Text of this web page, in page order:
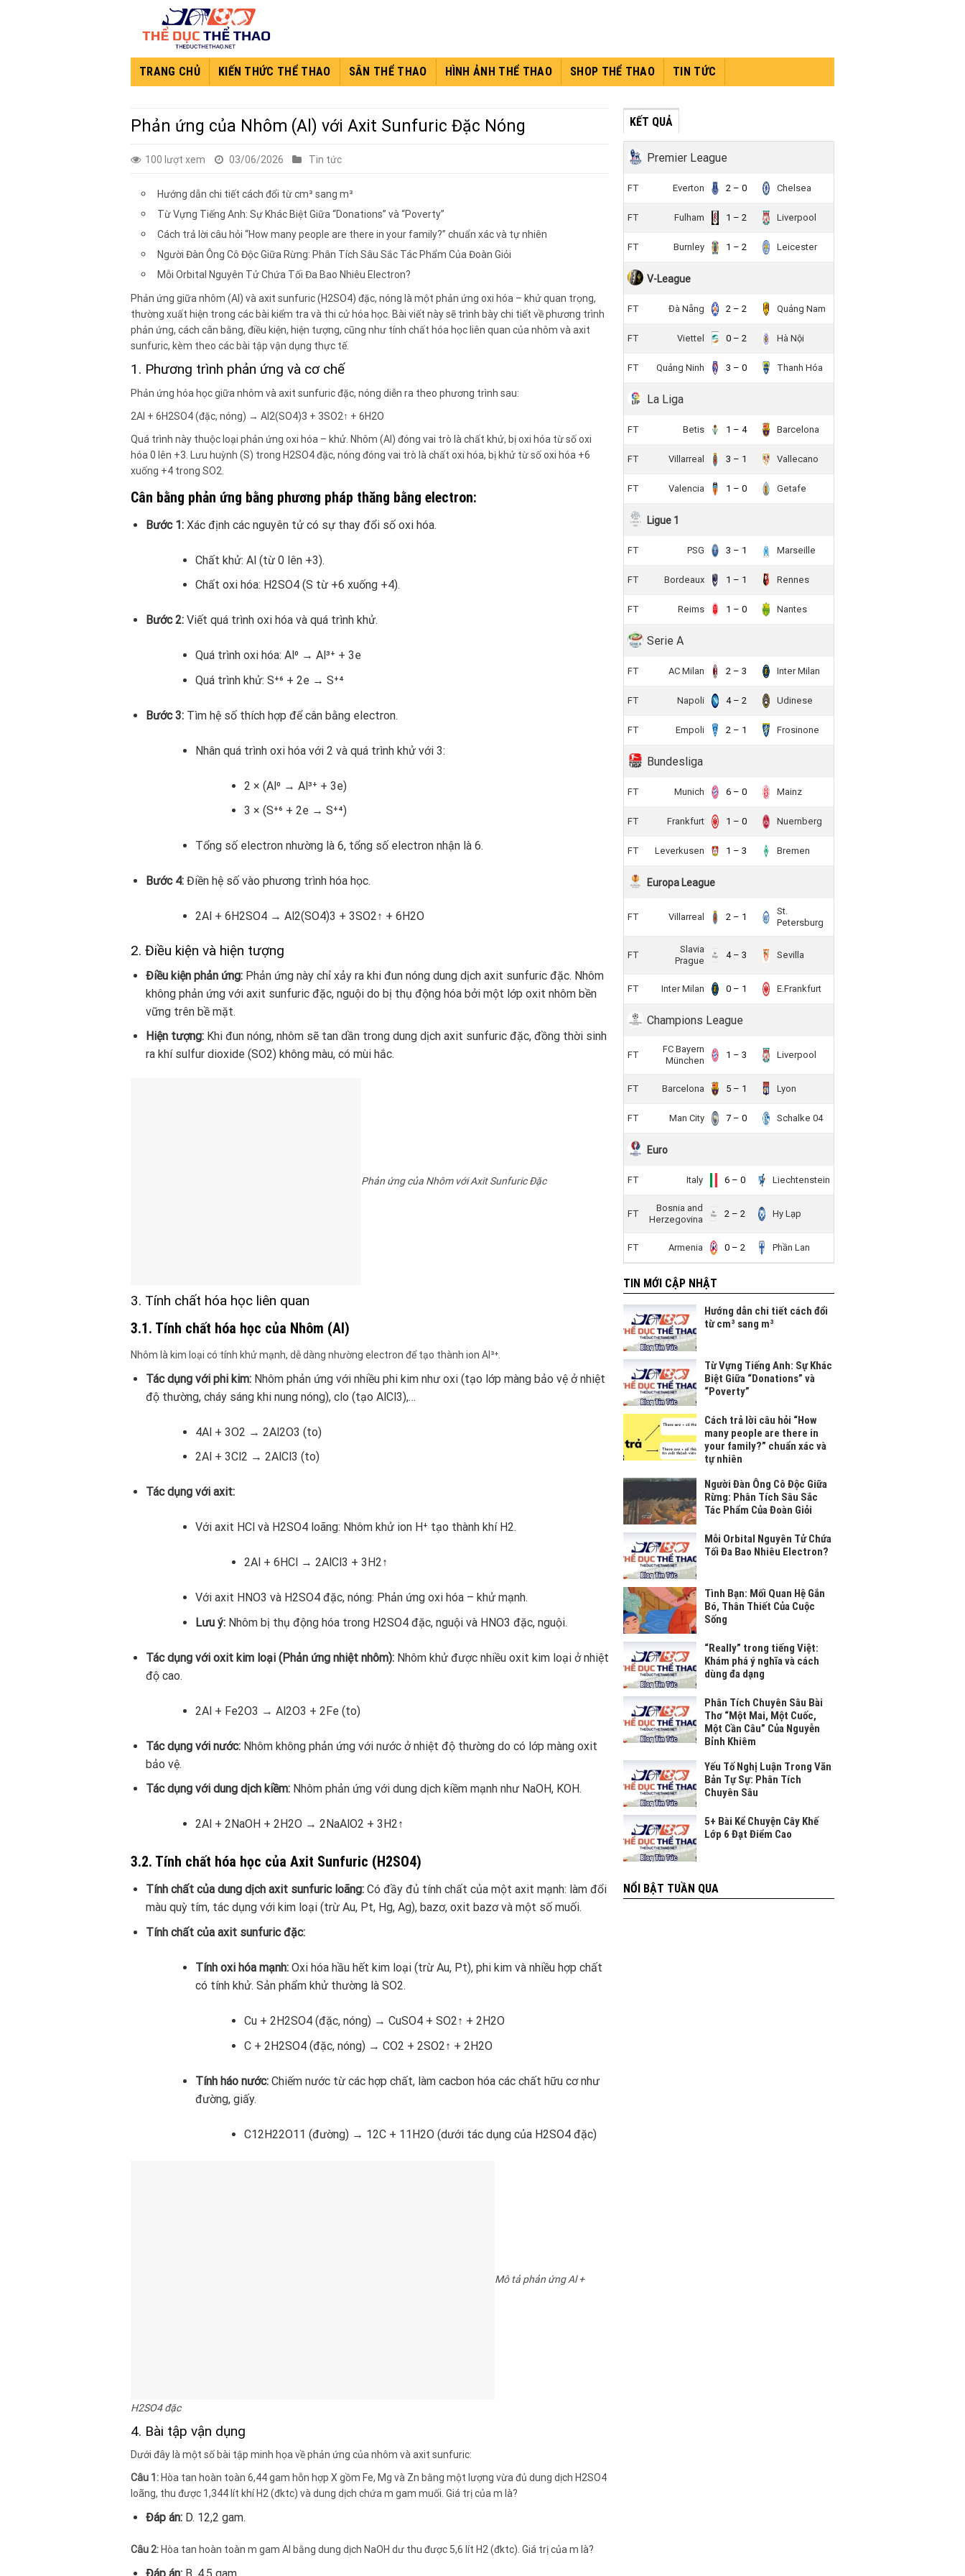
content
TRANG CHỦ
KIẾN THỨC THỂ THAO SÂN THỂ THAO HÌNH ẢNH THỂ THAO SHOP THỂ THAO TIN TỨC
Phản ứng của Nhôm (Al) với Axit Sunfuric Đặc Nóng
100 lượt xem 03/06/2026 Tin tức
Hướng dẫn chi tiết cách đổi từ cm³ sang m³
Từ Vựng Tiếng Anh: Sự Khác Biệt Giữa “Donations” và “Poverty”
Cách trả lời câu hỏi “How many people are there in your family?” chuẩn xác và tự nhiên
Người Đàn Ông Cô Độc Giữa Rừng: Phân Tích Sâu Sắc Tác Phẩm Của Đoàn Giỏi
Mỗi Orbital Nguyên Tử Chứa Tối Đa Bao Nhiêu Electron?
Phản ứng giữa nhôm (Al) và axit sunfuric (H2SO4) đặc, nóng là một phản ứng oxi hóa – khử quan trọng,
thường xuất hiện trong các bài kiểm tra và thi cử hóa học. Bài viết này sẽ trình bày chi tiết về phương trình
phản ứng, cách cân bằng, điều kiện, hiện tượng, cũng như tính chất hóa học liên quan của nhôm và axit
sunfuric, kèm theo các bài tập vận dụng thực tế.
1. Phương trình phản ứng và cơ chế
Phản ứng hóa học giữa nhôm và axit sunfuric đặc, nóng diễn ra theo phương trình sau:
2Al + 6H2SO4 (đặc, nóng) → Al2(SO4)3 + 3SO2↑ + 6H2O
Quá trình này thuộc loại phản ứng oxi hóa – khử. Nhôm (Al) đóng vai trò là chất khử, bị oxi hóa từ số oxi
hóa 0 lên +3. Lưu huỳnh (S) trong H2SO4 đặc, nóng đóng vai trò là chất oxi hóa, bị khử từ số oxi hóa +6
xuống +4 trong SO2.
Cân bằng phản ứng bằng phương pháp thăng bằng electron:
Bước 1:Xác định các nguyên tử có sự thay đổi số oxi hóa.
Chất khử: Al (từ 0 lên +3).
Chất oxi hóa: H2SO4 (S từ +6 xuống +4).
Bước 2:Viết quá trình oxi hóa và quá trình khử.
Quá trình oxi hóa: Al⁰ → Al³⁺ + 3e
Quá trình khử: S⁺⁶ + 2e → S⁺⁴
Bước 3:Tìm hệ số thích hợp để cân bằng electron.
Nhân quá trình oxi hóa với 2 và quá trình khử với 3:
2 × (Al⁰ → Al³⁺ + 3e)
3 × (S⁺⁶ + 2e → S⁺⁴)
Tổng số electron nhường là 6, tổng số electron nhận là 6.
Bước 4:Điền hệ số vào phương trình hóa học.
2Al + 6H2SO4 → Al2(SO4)3 + 3SO2↑ + 6H2O
2. Điều kiện và hiện tượng
Điều kiện phản ứng:Phản ứng này chỉ xảy ra khi đun nóng dung dịch axit sunfuric đặc. Nhôm
không phản ứng với axit sunfuric đặc, nguội do bị thụ động hóa bởi một lớp oxit nhôm bền
vững trên bề mặt.
Hiện tượng:Khi đun nóng, nhôm sẽ tan dần trong dung dịch axit sunfuric đặc, đồng thời sinh
ra khí sulfur dioxide (SO2) không màu, có mùi hắc.
Phản ứng của Nhôm với Axit Sunfuric Đặc
3. Tính chất hóa học liên quan
3.1. Tính chất hóa học của Nhôm (Al)
Nhôm là kim loại có tính khử mạnh, dễ dàng nhường electron để tạo thành ion Al³⁺.
Tác dụng với phi kim:Nhôm phản ứng với nhiều phi kim như oxi (tạo lớp màng bảo vệ ở nhiệt
độ thường, cháy sáng khi nung nóng), clo (tạo AlCl3),…
4Al + 3O2 → 2Al2O3 (to)
2Al + 3Cl2 → 2AlCl3 (to)
Tác dụng với axit:
Với axit HCl và H2SO4 loãng: Nhôm khử ion H⁺ tạo thành khí H2.
2Al + 6HCl → 2AlCl3 + 3H2↑
Với axit HNO3 và H2SO4 đặc, nóng: Phản ứng oxi hóa – khử mạnh.
Lưu ý:Nhôm bị thụ động hóa trong H2SO4 đặc, nguội và HNO3 đặc, nguội.
Tác dụng với oxit kim loại (Phản ứng nhiệt nhôm):Nhôm khử được nhiều oxit kim loại ở nhiệt
độ cao.
2Al + Fe2O3 → Al2O3 + 2Fe (to)
Tác dụng với nước:Nhôm không phản ứng với nước ở nhiệt độ thường do có lớp màng oxit
bảo vệ.
Tác dụng với dung dịch kiềm:Nhôm phản ứng với dung dịch kiềm mạnh như NaOH, KOH.
2Al + 2NaOH + 2H2O → 2NaAlO2 + 3H2↑
3.2. Tính chất hóa học của Axit Sunfuric (H2SO4)
Tính chất của dung dịch axit sunfuric loãng:Có đầy đủ tính chất của một axit mạnh: làm đổi
màu quỳ tím, tác dụng với kim loại (trừ Au, Pt, Hg, Ag), bazơ, oxit bazơ và một số muối.
Tính chất của axit sunfuric đặc:
Tính oxi hóa mạnh:Oxi hóa hầu hết kim loại (trừ Au, Pt), phi kim và nhiều hợp chất
có tính khử. Sản phẩm khử thường là SO2.
Cu + 2H2SO4 (đặc, nóng) → CuSO4 + SO2↑ + 2H2O
C + 2H2SO4 (đặc, nóng) → CO2 + 2SO2↑ + 2H2O
Tính háo nước:Chiếm nước từ các hợp chất, làm cacbon hóa các chất hữu cơ như
đường, giấy.
C12H22O11 (đường) → 12C + 11H2O (dưới tác dụng của H2SO4 đặc)
Mô tả phản ứng Al +
H2SO4 đặc
4. Bài tập vận dụng
Dưới đây là một số bài tập minh họa về phản ứng của nhôm và axit sunfuric:
Câu 1: Hòa tan hoàn toàn 6,44 gam hỗn hợp X gồm Fe, Mg và Zn bằng một lượng vừa đủ dung dịch H2SO4
loãng, thu được 1,344 lít khí H2 (đktc) và dung dịch chứa m gam muối. Giá trị của m là?
Đáp án:D. 12,2 gam.
Câu 2: Hòa tan hoàn toàn m gam Al bằng dung dịch NaOH dư thu được 5,6 lít H2 (đktc). Giá trị của m là?
KẾT QUẢ
Premier League
FT Everton 2 – 0 Chelsea
FT Fulham 1 – 2 Liverpool
FT Burnley 1 – 2 Leicester
V-League
FT Đà Nẵng 2 – 2 Quảng Nam
FT Viettel 0 – 2 Hà Nội
FT Quảng Ninh 3 – 0 Thanh Hóa
La Liga
FT Betis 1 – 4 Barcelona
FT Villarreal 3 – 1 Vallecano
FT Valencia 1 – 0 Getafe
Ligue 1
FT PSG 3 – 1 Marseille
FT Bordeaux 1 – 1 Rennes
FT Reims 1 – 0 Nantes
Serie A
FT AC Milan 2 – 3 Inter Milan
FT Napoli 4 – 2 Udinese
FT Empoli 2 – 1 Frosinone
Bundesliga
FT Munich 6 – 0 Mainz
FT Frankfurt 1 – 0 Nuernberg
FT Leverkusen 1 – 3 Bremen
Europa League
FT Villarreal 2 – 1
St.
Petersburg
FT
Slavia
Prague
4 – 3 Sevilla
FT Inter Milan 0 – 1 E.Frankfurt
Champions League
FT
FC Bayern
München
1 – 3 Liverpool
FT Barcelona 5 – 1 Lyon
FT Man City 7 – 0 Schalke 04
Euro
FT Italy 6 – 0 Liechtenstein
FT
Bosnia and
Herzegovina
2 – 2 Hy Lạp
FT Armenia 0 – 2 Phần Lan
TIN MỚI CẬP NHẬT
Hướng dẫn chi tiết cách đổi
từ cm³ sang m³
Từ Vựng Tiếng Anh: Sự Khác
Biệt Giữa “Donations” và
“Poverty”
Cách trả lời câu hỏi “How
many people are there in
your family?” chuẩn xác và
tự nhiên
Người Đàn Ông Cô Độc Giữa
Rừng: Phân Tích Sâu Sắc
Tác Phẩm Của Đoàn Giỏi
Mỗi Orbital Nguyên Tử Chứa
Tối Đa Bao Nhiêu Electron?
Tình Bạn: Mối Quan Hệ Gắn
Bó, Thân Thiết Của Cuộc
Sống
“Really” trong tiếng Việt:
Khám phá ý nghĩa và cách
dùng đa dạng
Phân Tích Chuyên Sâu Bài
Thơ “Một Mai, Một Cuốc,
Một Cần Câu” Của Nguyễn
Bỉnh Khiêm
Yếu Tố Nghị Luận Trong Văn
Bản Tự Sự: Phân Tích
Chuyên Sâu
5+ Bài Kể Chuyện Cây Khế
Lớp 6 Đạt Điểm Cao
NỔI BẬT TUẦN QUA